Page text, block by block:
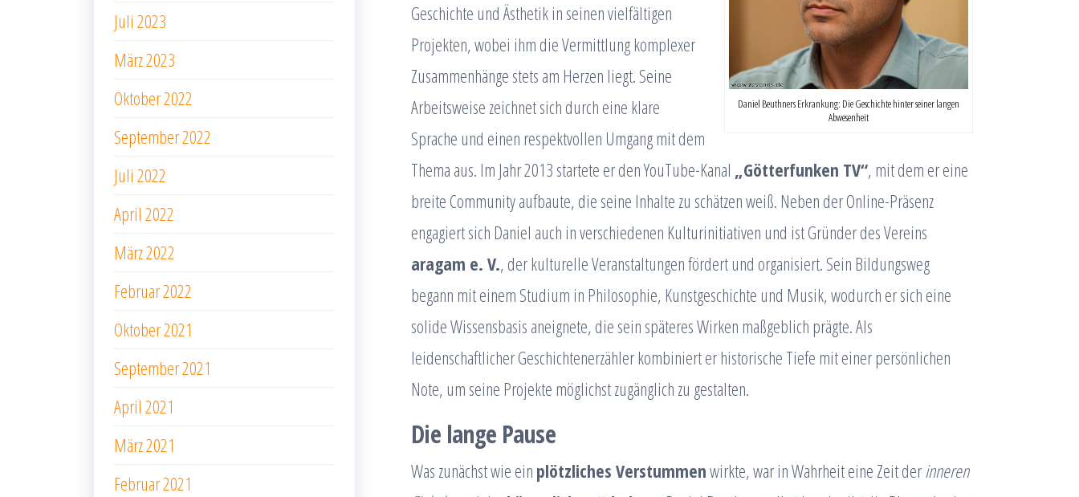
Daniel Beuthners Erkrankung: Die Geschichte hinter seiner langen
Abwesenheit
Geschichte und Ästhetik in seinen vielfältigen
Projekten, wobei ihm die Vermittlung komplexer
Zusammenhänge stets am Herzen liegt. Seine
Arbeitsweise zeichnet sich durch eine klare
Sprache und einen respektvollen Umgang mit dem
Thema aus. Im Jahr 2013 startete er den YouTube-Kanal „Götterfunken TV“, mit dem er eine
breite Community aufbaute, die seine Inhalte zu schätzen weiß. Neben der Online-Präsenz
engagiert sich Daniel auch in verschiedenen Kulturinitiativen und ist Gründer des Vereins
aragam e. V., der kulturelle Veranstaltungen fördert und organisiert. Sein Bildungsweg
begann mit einem Studium in Philosophie, Kunstgeschichte und Musik, wodurch er sich eine
solide Wissensbasis aneignete, die sein späteres Wirken maßgeblich prägte. Als
leidenschaftlicher Geschichtenerzähler kombiniert er historische Tiefe mit einer persönlichen
Note, um seine Projekte möglichst zugänglich zu gestalten.
Die lange Pause
Was zunächst wie ein plötzliches Verstummenwirkte, war in Wahrheit eine Zeit derinneren
Juli 2023
März 2023
Oktober 2022
September 2022
Juli 2022
April 2022
März 2022
Februar 2022
Oktober 2021
September 2021
April 2021
März 2021
Februar 2021